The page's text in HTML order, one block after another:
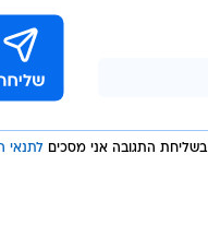
בשליחת התגובה אני מסכים לתנאי